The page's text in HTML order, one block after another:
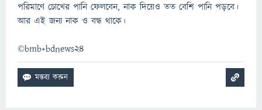
পরিমাণে চোখের পানি ফেলবেন, নাক দিয়েও তত বেশি পানি পড়বে।
আর এই জন্য নাক ও বন্ধ থাকে।
©bmb+bdnews24